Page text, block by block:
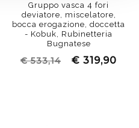
Gruppo vasca 4 fori
deviatore, miscelatore,
bocca erogazione, doccetta
- Kobuk, Rubinetteria
Bugnatese
€ 533,14 € 319,90